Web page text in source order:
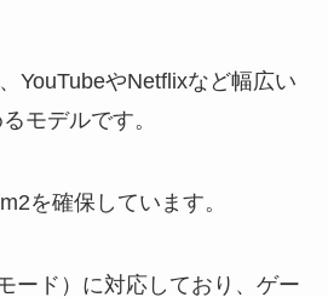
YouTubeやNetflixなど幅広い
モデルです。
を確保しています。
ード）に対応しており、ゲー